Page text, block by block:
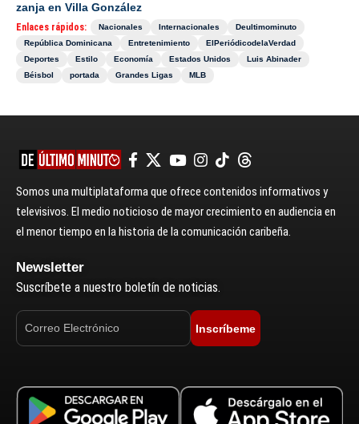
zanja en Villa González
Enlaces rápidos: Nacionales Internacionales
Deultimominuto
República Dominicana
Entretenimiento
ElPeriódicodelaVerdad
Deportes
Estilo Economía Estados Unidos
Luis Abinader
Béisbol
portada Grandes Ligas MLB
Somos una multiplataforma que ofrece contenidos informativos y
televisivos. El medio noticioso de mayor crecimiento en audiencia en
el menor tiempo en la historia de la comunicación caribeña.
Newsletter
Suscríbete a nuestro boletín de noticias.
Inscríbeme